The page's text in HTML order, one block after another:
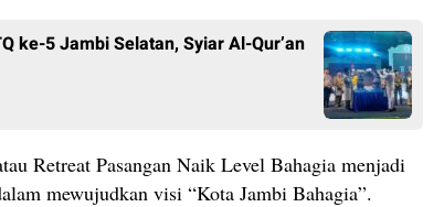
ke-5 Jambi Selatan, Syiar Al-Qur’an
Retreat Pasangan Naik Level Bahagia menjadi
mewujudkan visi “Kota Jambi Bahagia”.